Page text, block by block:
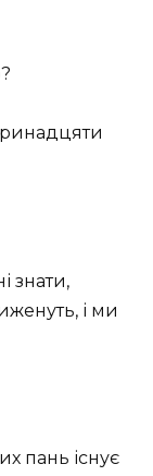
знати,
і ми
пань існує